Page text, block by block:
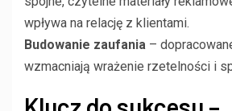
wpływa na relację z klientami.
Budowanie zaufania –
wzmacniają wrażenie rzetelności i